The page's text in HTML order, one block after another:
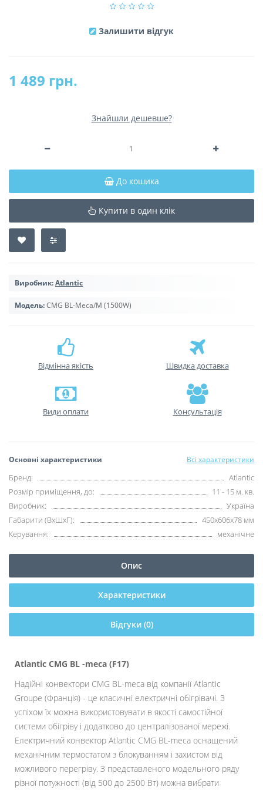
Залишити відгук
1 489 грн.
Знайшли дешевше?
До кошика
Купити в один клік
Виробник:Atlantic
Модель:CMG BL-Meca/M (1500W)
Відмінна якість Швидка доставка
Види оплати Консультація
Основні характеристики Всі характеристики
Бренд:
Atlantic
Розмір приміщення, до:
11 - 15 м. кв.
Виробник:
Україна
Габарити (ВхШхГ):
450х606х78 мм
Керування:
механічне
Опис
Характеристики
Відгуки (0)
Atlantic CMG BL -meca (F17)
Надійні конвектори CMG BL-meca від компанії Atlantic
Groupe (Франція) - це класичні електричні обігрівачі. З
успіхом їх можна використовувати в якості самостійної
системи обігріву і додатково до централізованої мережі.
Електричний конвектор Atlantic CMG BL-meca оснащений
механічним термостатом з блокуванням і захистом від
можливого перегріву. З представленого модельного ряду
різної потужності (від 500 до 2500 Вт) можна вибрати